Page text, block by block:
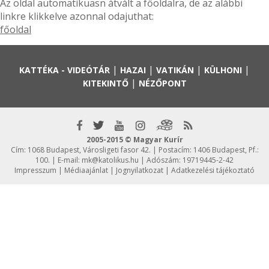
Az oldal automatikuasn átvált a főoldalra, de az alábbi
linkre klikkelve azonnal odajuthat:
főoldal
KATTÉKA - VIDEÓTÁR | HAZAI | VATIKÁN | KÜLHONI |
KITEKINTŐ| NÉZŐPONT
2005-2015 © Magyar Kurír
Cím: 1068 Budapest, Városligeti fasor 42. | Postacím: 1406 Budapest, Pf.:
100. | E-mail: mk@katolikus.hu | Adószám: 19719445-2-42
Impresszum | Médiaajánlat | Jognyilatkozat | Adatkezelési tájékoztató